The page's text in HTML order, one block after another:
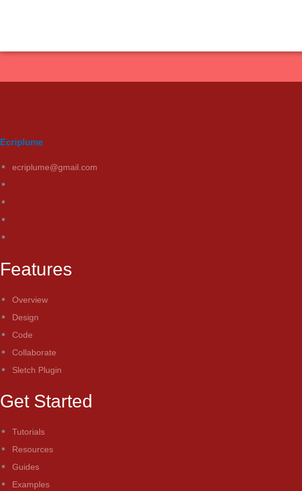
Ecriplume
ecriplume@gmail.com
Features
Overview
Design
Code
Collaborate
Sletch Plugin
Get Started
Tutorials
Resources
Guides
Examples